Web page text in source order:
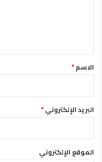
*الاسم*
البريد الإلكتروني*
الموقع الإلكتروني